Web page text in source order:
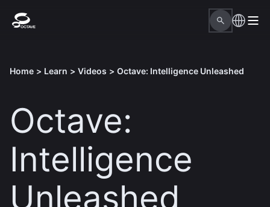
Home > Learn > Videos > Octave: Intelligence Unleashed
Octave:
Intelligence
Unleashed